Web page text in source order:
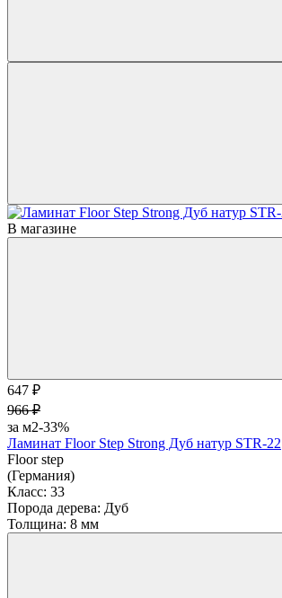
В магазине
647 ₽
966 ₽
за м2-33%
Ламинат Floor Step Strong Дуб натур STR-22
Floor step
(Германия)
Класс: 33
Порода дерева: Дуб
Толщина: 8 мм